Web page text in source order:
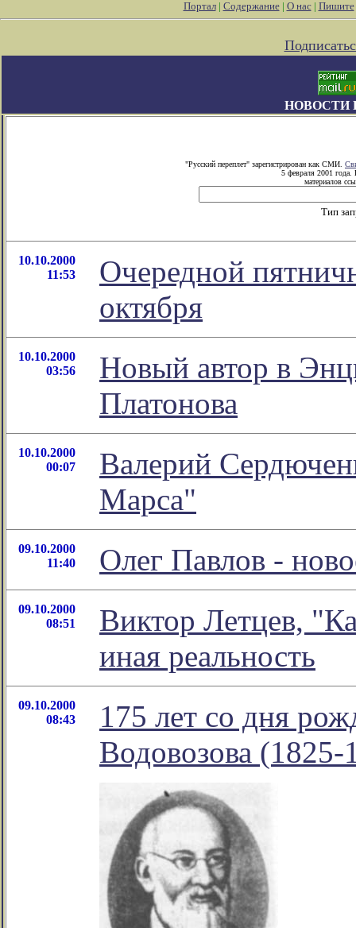
Портал| Содержание| О нас| Пишите
НОВОСТИ
"Русский переплет" зарегистрирован как СМИ.
5 февраля 2001 года.
материалов
Тип
10.10.2000
11:53
Очередной
октября
10.10.2000
03:56
Новый автор в
Платонова
10.10.2000
00:07
Валерий
Марса"
09.10.2000
11:40
Олег Павлов -
09.10.2000
08:51
Виктор Летцев,
иная реальность
09.10.2000
08:43
175 лет со дня
Водовозова (1825-